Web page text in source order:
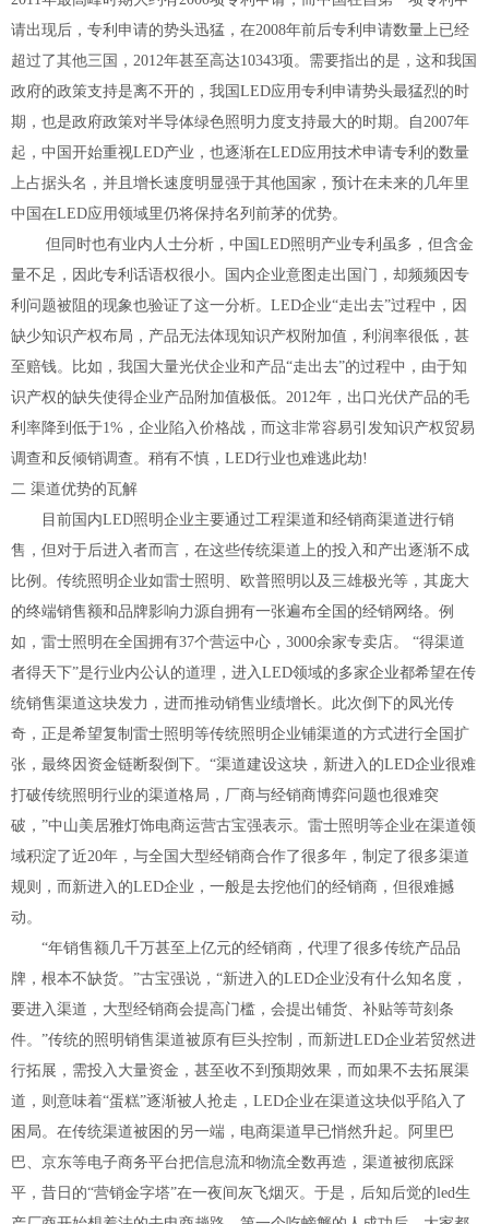
请出现后，专利申请的势头迅猛，在2008年前后专利申请数量上已经
超过了其他三国，2012年甚至高达10343项。需要指出的是，这和我国
政府的政策支持是离不开的，我国LED应用专利申请势头最猛烈的时
期，也是政府政策对半导体绿色照明力度支持最大的时期。自2007年
起，中国开始重视LED产业，也逐渐在LED应用技术申请专利的数量
上占据头名，并且增长速度明显强于其他国家，预计在未来的几年里
中国在LED应用领域里仍将保持名列前茅的优势。
但同时也有业内人士分析，中国LED照明产业专利虽多，但含金
量不足，因此专利话语权很小。国内企业意图走出国门，却频频因专
利问题被阻的现象也验证了这一分析。LED企业“走出去”过程中，因
缺少知识产权布局，产品无法体现知识产权附加值，利润率很低，甚
至赔钱。比如，我国大量光伏企业和产品“走出去”的过程中，由于知
识产权的缺失使得企业产品附加值极低。2012年，出口光伏产品的毛
利率降到低于1%，企业陷入价格战，而这非常容易引发知识产权贸易
调查和反倾销调查。稍有不慎，LED行业也难逃此劫!
二 渠道优势的瓦解
目前国内LED照明企业主要通过工程渠道和经销商渠道进行销
售，但对于后进入者而言，在这些传统渠道上的投入和产出逐渐不成
比例。传统照明企业如雷士照明、欧普照明以及三雄极光等，其庞大
的终端销售额和品牌影响力源自拥有一张遍布全国的经销网络。例
如，雷士照明在全国拥有37个营运中心，3000余家专卖店。 “得渠道
者得天下”是行业内公认的道理，进入LED领域的多家企业都希望在传
统销售渠道这块发力，进而推动销售业绩增长。此次倒下的凤光传
奇，正是希望复制雷士照明等传统照明企业铺渠道的方式进行全国扩
张，最终因资金链断裂倒下。“渠道建设这块，新进入的LED企业很难
打破传统照明行业的渠道格局，厂商与经销商博弈问题也很难突
破，”中山美居雅灯饰电商运营古宝强表示。雷士照明等企业在渠道领
域积淀了近20年，与全国大型经销商合作了很多年，制定了很多渠道
规则，而新进入的LED企业，一般是去挖他们的经销商，但很难撼
动。
“年销售额几千万甚至上亿元的经销商，代理了很多传统产品品
牌，根本不缺货。”古宝强说，“新进入的LED企业没有什么知名度，
要进入渠道，大型经销商会提高门槛，会提出铺货、补贴等苛刻条
件。”传统的照明销售渠道被原有巨头控制，而新进LED企业若贸然进
行拓展，需投入大量资金，甚至收不到预期效果，而如果不去拓展渠
道，则意味着“蛋糕”逐渐被人抢走，LED企业在渠道这块似乎陷入了
困局。在传统渠道被困的另一端，电商渠道早已悄然升起。阿里巴
巴、京东等电子商务平台把信息流和物流全数再造，渠道被彻底踩
平，昔日的“营销金字塔”在一夜间灰飞烟灭。于是，后知后觉的led生